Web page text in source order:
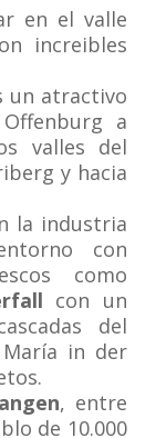
en el valle
increibles
un atractivo
a
valles del
y hacia
la industria
con
como
con un
del
in der
, entre
de 10.000